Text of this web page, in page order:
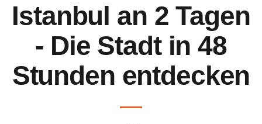
Istanbul an 2 Tagen
- Die Stadt in 48
Stunden entdecken